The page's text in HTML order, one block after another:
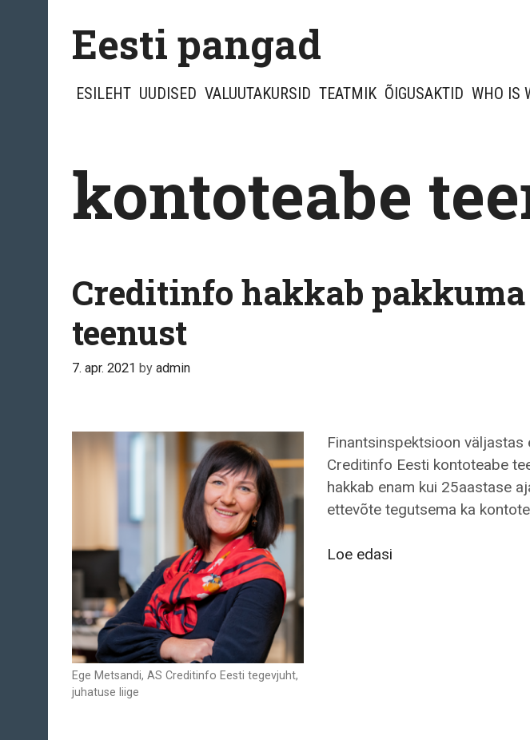
content
Eesti pangad
ESILEHT UUDISED VALUUTAKURSID TEATMIK ÕIGUSAKTID WHO IS
kontoteabe
Creditinfo hakkab pakkuma
teenust
7. apr. 2021 by admin
Ege Metsandi, AS Creditinfo Eesti tegevjuht,
juhatuse liige
Finantsinspektsioon
Creditinfo Eesti kontoteabe
hakkab enam kui 25aastase
ettevõte tegutsema ka
Loe edasiCreditinfo